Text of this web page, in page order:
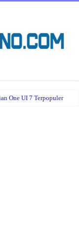
One UI 7 Terpopuler